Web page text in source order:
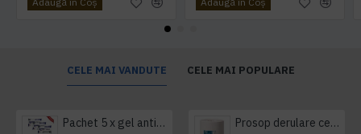
CELE MAI VANDUTE CELE MAI POPULARE
Pachet 5 x gel antibacterian 50ml si 3 x Servetele antibacteriene 48 buc Hygienium Prosop derulare centrala 1 pliu, 300 m Tork